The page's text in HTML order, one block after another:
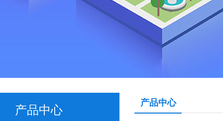
产品中心
产品中心